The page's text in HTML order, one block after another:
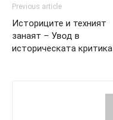
Previous article
Историците и техният
занаят – Увод в
историческата критика